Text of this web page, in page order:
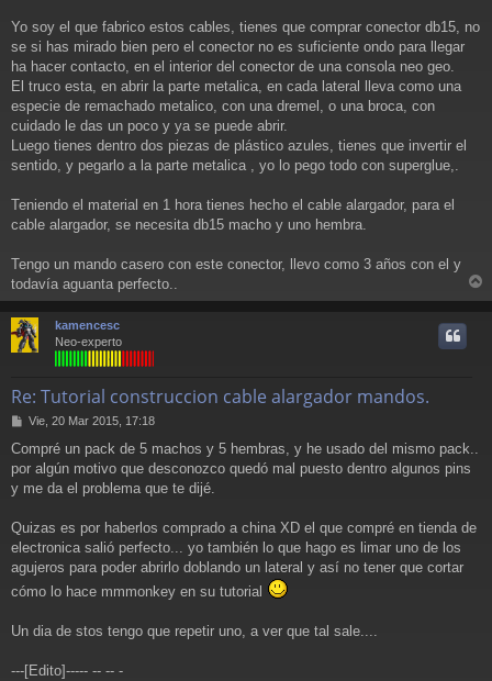
Yo soy el que fabrico estos cables, tienes que comprar conector db15, no
se si has mirado bien pero el conector no es suficiente ondo para llegar
ha hacer contacto, en el interior del conector de una consola neo geo.
El truco esta, en abrir la parte metalica, en cada lateral lleva como una
especie de remachado metalico, con una dremel, o una broca, con
cuidado le das un poco y ya se puede abrir.
Luego tienes dentro dos piezas de plástico azules, tienes que invertir el
sentido, y pegarlo a la parte metalica , yo lo pego todo con superglue,.
Teniendo el material en 1 hora tienes hecho el cable alargador, para el
cable alargador, se necesita db15 macho y uno hembra.
Tengo un mando casero con este conector, llevo como 3 años con el y
todavía aguanta perfecto..
r
kamencesc
Neo-experto
Re: Tutorial construccion cable alargador mandos.
M
n
s
a
Vie, 20 Mar 2015, 17:18
Compré un pack de 5 machos y 5 hembras, y he usado del mismo pack..
por algún motivo que desconozco quedó mal puesto dentro algunos pins
y me da el problema que te dijé.
Quizas es por haberlos comprado a china XD el que compré en tienda de
electronica salió perfecto... yo también lo que hago es limar uno de los
agujeros para poder abrirlo doblando un lateral y así no tener que cortar
cómo lo hace mmmonkey en su tutorial
Un dia de stos tengo que repetir uno, a ver que tal sale....
---[Edito]----- -- -- -